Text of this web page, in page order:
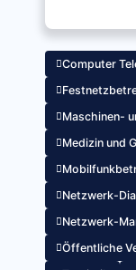
Computer
Maschinen-
Medizin und
Netzwerk-
Netzwerk-
Öffentliche